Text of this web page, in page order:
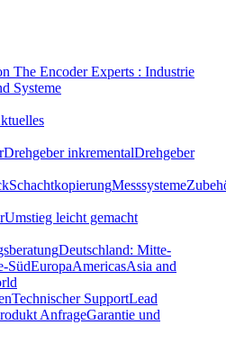
The Encoder Experts : Industrie
Systeme
Drehgeber inkrementalDrehgeber
SchachtkopierungMesssysteme
Umstieg leicht gemacht
Deutschland: Mitte-
SüdEuropaAmericasAsia and
Technischer SupportLead
AnfrageGarantie und